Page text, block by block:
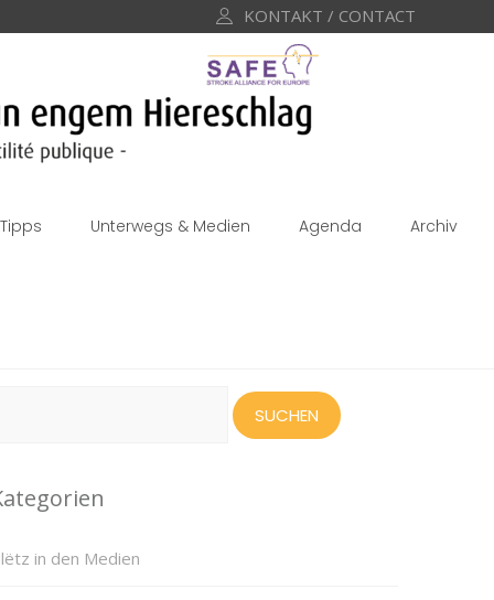
KONTAKT / CONTACT
Tipps Unterwegs & Medien Agenda Archiv
in den Medien